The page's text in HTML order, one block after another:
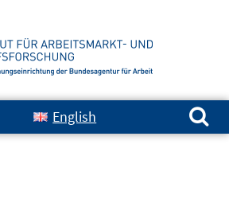
English
Suchen nach: